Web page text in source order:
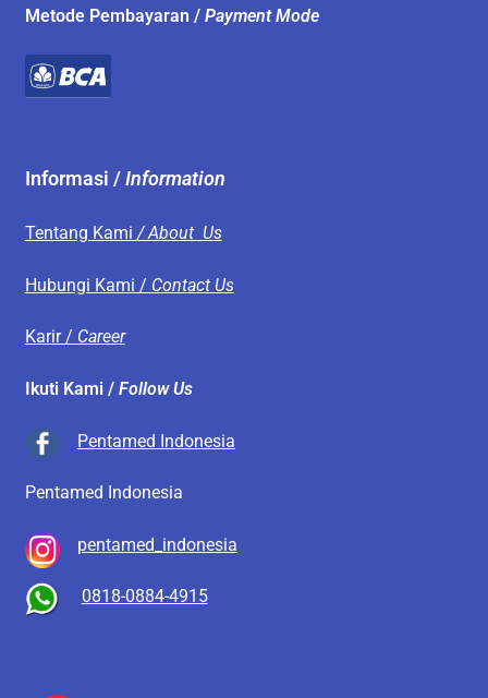
Metode Pembayaran / Payment Mode
Informasi /Information
Tentang Kami / About Us
Hubungi Kami / Contact Us
Karir / Career
Ikuti Kami / Follow Us
Pentamed Indonesia
Pentamed Indonesia
pentamed_indonesia
0818-0884-4915